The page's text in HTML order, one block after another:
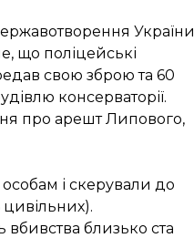
України
, що поліцейські
свою зброю та 60
консерваторії.
про арешт Липового,
і скерували до
вбивства близько ста